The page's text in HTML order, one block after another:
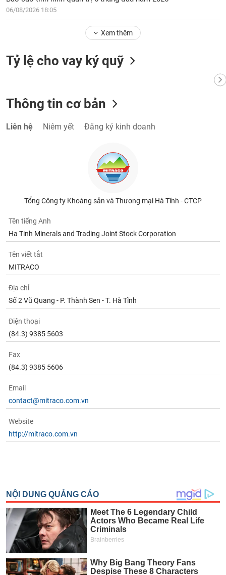
06/08/2026 18:05
Xem thêm
Tỷ lệ cho vay ký quỹ
Thông tin cơ bản
Liên hệ Niêm yết Đăng ký kinh doanh
Tổng Công ty Khoáng sản và Thương mại Hà Tĩnh - CTCP
Tên tiếng Anh
Ha Tinh Minerals and Trading Joint Stock Corporation
Tên viết tắt
MITRACO
Địa chỉ
Số 2 Vũ Quang - P. Thành Sen - T. Hà Tĩnh
Điện thoại
(84.3) 9385 5603
Fax
(84.3) 9385 5606
Email
contact@mitraco.com.vn
Website
http://mitraco.com.vn